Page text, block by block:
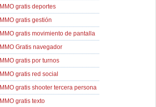
MMO gratis deportes
MMO gratis gestión
MMO gratis movimiento de pantalla
MMO Gratis navegador
MMO gratis por turnos
MMO gratis red social
MMO gratis shooter tercera persona
MMO gratis texto